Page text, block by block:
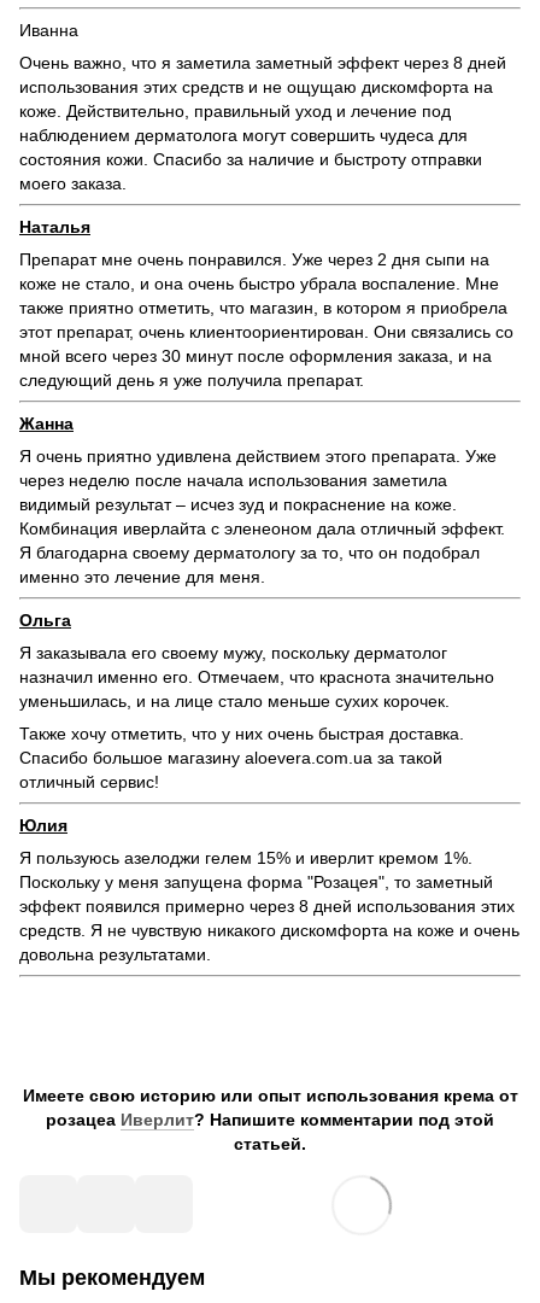
Иванна
Очень важно, что я заметила заметный эффект через 8 дней
использования этих средств и не ощущаю дискомфорта на
коже. Действительно, правильный уход и лечение под
наблюдением дерматолога могут совершить чудеса для
состояния кожи. Спасибо за наличие и быстроту отправки
моего заказа.
Наталья
Препарат мне очень понравился. Уже через 2 дня сыпи на
коже не стало, и она очень быстро убрала воспаление. Мне
также приятно отметить, что магазин, в котором я приобрела
этот препарат, очень клиентоориентирован. Они связались со
мной всего через 30 минут после оформления заказа, и на
следующий день я уже получила препарат.
Жанна
Я очень приятно удивлена действием этого препарата. Уже
через неделю после начала использования заметила
видимый результат – исчез зуд и покраснение на коже.
Комбинация иверлайта с эленеоном дала отличный эффект.
Я благодарна своему дерматологу за то, что он подобрал
именно это лечение для меня.
Ольга
Я заказывала его своему мужу, поскольку дерматолог
назначил именно его. Отмечаем, что краснота значительно
уменьшилась, и на лице стало меньше сухих корочек.
Также хочу отметить, что у них очень быстрая доставка.
Спасибо большое магазину aloevera.com.ua за такой
отличный сервис!
Юлия
Я пользуюсь азелоджи гелем 15% и иверлит кремом 1%.
Поскольку у меня запущена форма "Розацея", то заметный
эффект появился примерно через 8 дней использования этих
средств. Я не чувствую никакого дискомфорта на коже и очень
довольна результатами.
Имеете свою историю или опыт использования крема от
розацеа Иверлит? Напишите комментарии под этой
статьей.
Мы рекомендуем